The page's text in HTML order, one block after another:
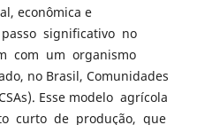
econômica e
significativo no
com um organismo
no Brasil, Comunidades
Esse modelo agrícola
curto de produção, que